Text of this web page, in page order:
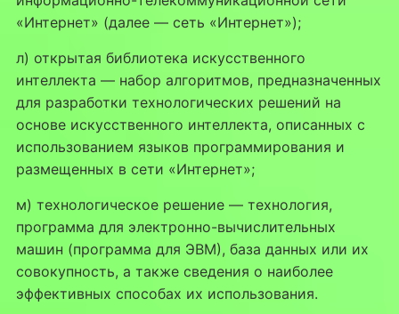
«Интернет» (далее — сеть «Интернет»);
л) открытая библиотека искусственного
интеллекта — набор алгоритмов, предназначенных
для разработки технологических решений на
основе искусственного интеллекта, описанных с
использованием языков программирования и
размещенных в сети «Интернет»;
м) технологическое решение — технология,
программа для электронно-вычислительных
машин (программа для ЭВМ), база данных или их
совокупность, а также сведения о наиболее
эффективных способах их использования.